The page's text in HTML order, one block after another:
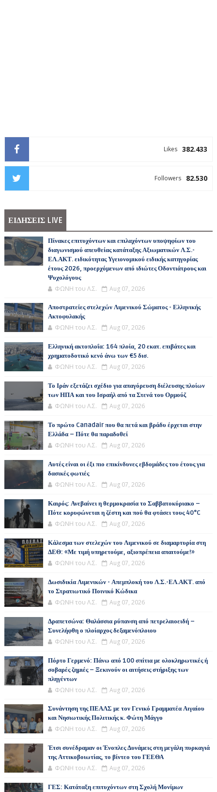
382.433
Likes
82.530
Followers
ΕΙΔΗΣΕΙΣ LIVE
Πίνακες επιτυχόντων και επιλαχόντων υποψηφίων του
διαγωνισμού απευθείας κατάταξης Αξιωματικών Λ.Σ.-
ΕΛ.ΑΚΤ. ειδικότητας Υγειονομικού ειδικής κατηγορίας
έτους 2026, προερχόμενων από ιδιώτες Οδοντιάτρους και
Ψυχολόγους
ΦΩΝΗ του Λ.Σ. Aug 07, 2026
Αποστρατείες στελεχών Λιμενικού Σώματος - Ελληνικής
Ακτοφυλακής
ΦΩΝΗ του Λ.Σ. Aug 07, 2026
Ελληνική ακτοπλοΐα: 164 πλοία, 20 εκατ. επιβάτες και
χρηματοδοτικό κενό άνω των €5 δισ.
ΦΩΝΗ του Λ.Σ. Aug 07, 2026
Το Ιράν εξετάζει σχέδιο για απαγόρευση διέλευσης πλοίων
των ΗΠΑ και του Ισραήλ από τα Στενά του Ορμούζ
ΦΩΝΗ του Λ.Σ. Aug 07, 2026
Το πρώτο Canadair που θα πετά και βράδυ έρχεται στην
Ελλάδα – Πότε θα παραδοθεί
ΦΩΝΗ του Λ.Σ. Aug 07, 2026
Αυτές είναι οι έξι πιο επικίνδυνες εβδομάδες του έτους για
δασικές φωτιές
ΦΩΝΗ του Λ.Σ. Aug 07, 2026
Καιρός: Ανεβαίνει η θερμοκρασία το Σαββατοκύριακο –
Πότε κορυφώνεται η ζέστη και πού θα φτάσει τους 40°C
ΦΩΝΗ του Λ.Σ. Aug 07, 2026
Κάλεσμα των στελεχών του Λιμενικού σε διαμαρτυρία στη
ΔΕΘ: «Με τιμή υπηρετούμε, αξιοπρέπεια απαιτούμε!»
ΦΩΝΗ του Λ.Σ. Aug 07, 2026
Δωσιδικία Λιμενικών - Απεμπλοκή του Λ.Σ.-ΕΛ.ΑΚΤ. από
το Στρατιωτικό Ποινικό Κώδικα
ΦΩΝΗ του Λ.Σ. Aug 07, 2026
Δραπετσώνα: Θαλάσσια ρύπανση από πετρελαιοειδή –
Συνελήφθη ο πλοίαρχος δεξαμενόπλοιου
ΦΩΝΗ του Λ.Σ. Aug 07, 2026
Πόρτο Γερμενό: Πάνω από 100 σπίτια με ολοκληρωτικές ή
σοβαρές ζημιές – Ξεκινούν οι αιτήσεις στήριξης των
πληγέντων
ΦΩΝΗ του Λ.Σ. Aug 07, 2026
Συνάντηση της ΠΕΑΛΣ με τον Γενικό Γραμματέα Αιγαίου
και Νησιωτικής Πολιτικής κ. Φώτη Μάγγο
ΦΩΝΗ του Λ.Σ. Aug 07, 2026
Έτσι συνέδραμαν οι Ένοπλες Δυνάμεις στη μεγάλη πυρκαγιά
της Αττικοβοιωτίας, το βίντεο του ΓΕΕΘΑ
ΦΩΝΗ του Λ.Σ. Aug 07, 2026
ΓΕΣ: Κατάταξη επιτυχόντων στη Σχολή Μονίμων